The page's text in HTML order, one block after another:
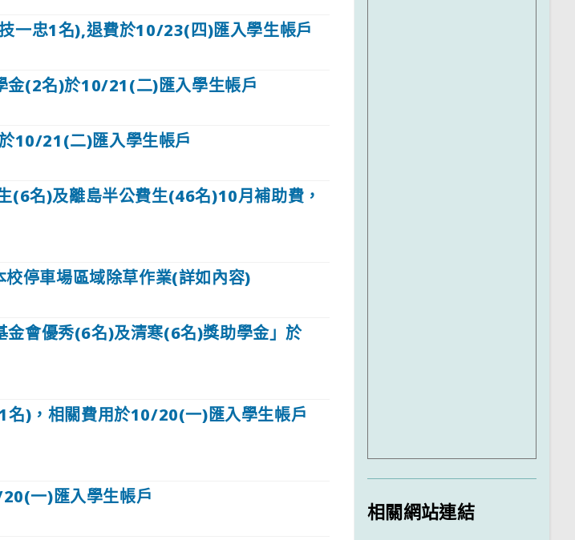
一忠1名),退費於10/23(四)匯入學生帳戶
金(2名)於10/21(二)匯入學生帳戶
10/21(二)匯入學生帳戶
(6名)及離島半公費生(46名)10月補助費，
停車場區域除草作業(詳如內容)
會優秀(6名)及清寒(6名)獎助學金」於
)，相關費用於10/20(一)匯入學生帳戶
一)匯入學生帳戶
相關網站連結